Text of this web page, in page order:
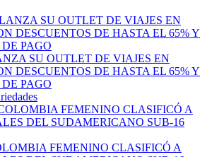
SU OUTLET DE VIAJES EN
DESCUENTOS DE HASTA EL 65% Y
PAGO
FEMENINO CLASIFICÓ A